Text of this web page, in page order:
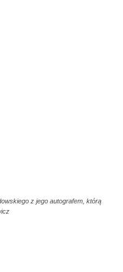
z jego autografem, którą